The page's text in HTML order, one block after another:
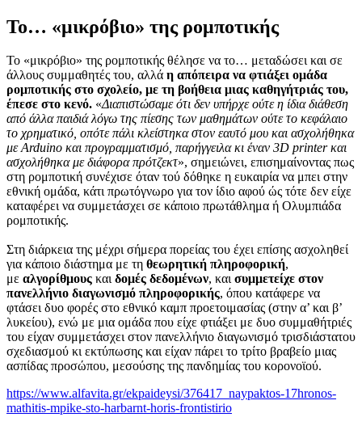
Το… «μικρόβιο» της ρομποτικής
Το «μικρόβιο» της ρομποτικής θέλησε να το… μεταδώσει και σε
άλλους συμμαθητές του, αλλά η απόπειρα να φτιάξει ομάδα
ρομποτικής στο σχολείο, με τη βοήθεια μιας καθηγήτριάς του,
έπεσε στο κενό. «Διαπιστώσαμε ότι δεν υπήρχε ούτε η ίδια διάθεση
από άλλα παιδιά λόγω της πίεσης των μαθημάτων ούτε το κεφάλαιο
το χρηματικό, οπότε πάλι κλείστηκα στον εαυτό μου και ασχολήθηκα
με Arduino και προγραμματισμό, παρήγγειλα κι έναν 3D printer και
ασχολήθηκα με διάφορα πρότζεκτ», σημειώνει, επισημαίνοντας πως
στη ρομποτική συνέχισε όταν τού δόθηκε η ευκαιρία να μπει στην
εθνική ομάδα, κάτι πρωτόγνωρο για τον ίδιο αφού ώς τότε δεν είχε
καταφέρει να συμμετάσχει σε κάποιο πρωτάθλημα ή Ολυμπιάδα
ρομποτικής.
Στη διάρκεια της μέχρι σήμερα πορείας του έχει επίσης ασχοληθεί
για κάποιο διάστημα με τη θεωρητική πληροφορική,
με αλγορίθμους καιδομές δεδομένων, καισυμμετείχε στον
πανελλήνιο διαγωνισμό πληροφορικής, όπου κατάφερε να
φτάσει δυο φορές στο εθνικό καμπ προετοιμασίας (στην α’ και β’
λυκείου), ενώ με μια ομάδα που είχε φτιάξει με δυο συμμαθήτριές
του είχαν συμμετάσχει στον πανελλήνιο διαγωνισμό τρισδιάστατου
σχεδιασμού κι εκτύπωσης και είχαν πάρει το τρίτο βραβείο μιας
ασπίδας προσώπου, μεσούσης της πανδημίας του κορονοϊού.
https://www.alfavita.gr/ekpaideysi/376417_naypaktos-17hronos-
mathitis-mpike-sto-harbarnt-horis-frontistirio